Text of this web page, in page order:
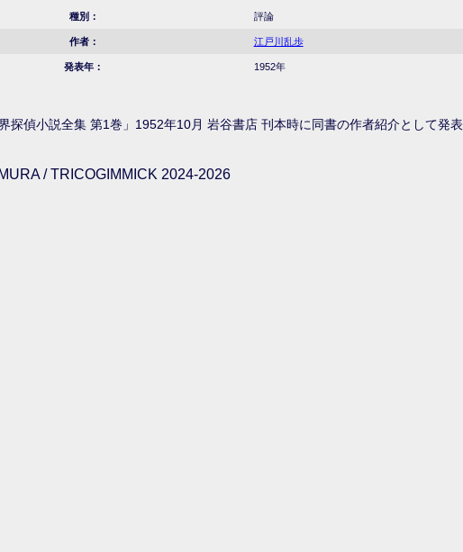
種別： 評論
作者： 江戸川乱歩
発表年： 1952年
界探偵小説全集 第1巻」1952年10月 岩谷書店 刊本時に同書の作者紹介として発表
/ TRICOGIMMICK 2024-2026